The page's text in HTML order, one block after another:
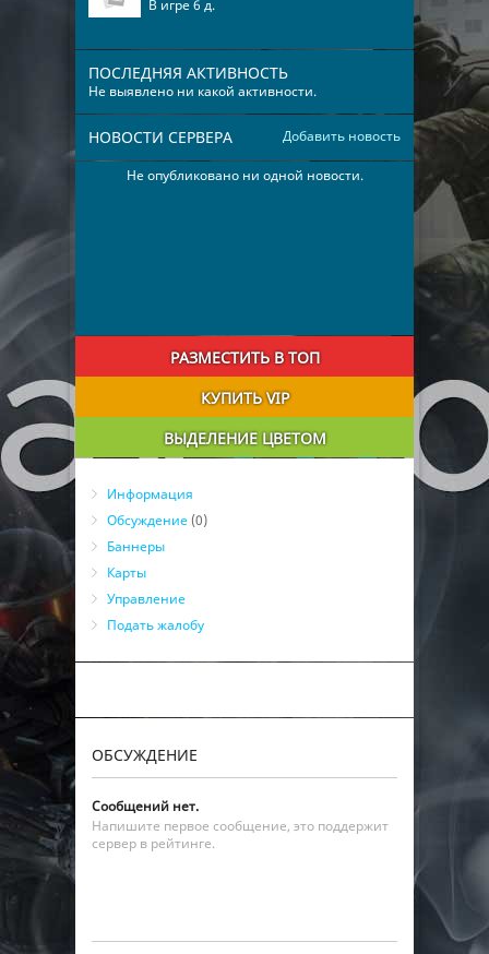
В игре 6 д.
ПОСЛЕДНЯЯ АКТИВНОСТЬ
Не выявлено ни какой активности.
Добавить новость
НОВОСТИ СЕРВЕРА
Не опубликовано ни одной новости.
РАЗМЕСТИТЬ В ТОП
КУПИТЬ VIP
ВЫДЕЛЕНИЕ ЦВЕТОМ
Информация
Обсуждение (0)
Баннеры
Карты
Управление
Подать жалобу
ОБСУЖДЕНИЕ
Сообщений нет.
Напишите первое сообщение, это поддержит
сервер в рейтинге.